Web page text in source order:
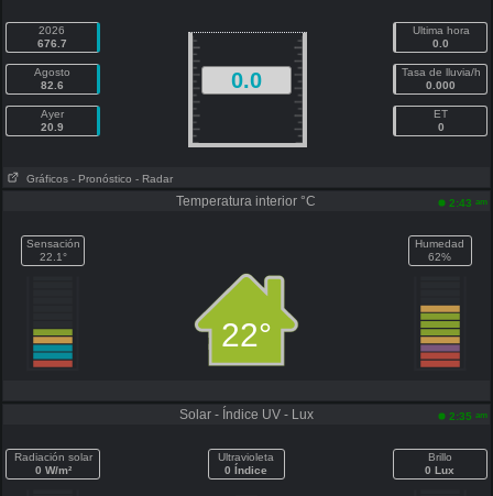
2026
676.7
Agosto
82.6
Ayer
20.9
0.0
Ultima hora
0.0
Tasa de lluvia/h
0.000
ET
0
Gráficos - Pronóstico - Radar
Temperatura interior °C 2:43 am
Sensación
22.1°
22°
Humedad
62%
Solar - Índice UV - Lux 2:35 am
Radiación solar
0 W/m²
Ultravioleta
0 Índice
Brillo
0 Lux